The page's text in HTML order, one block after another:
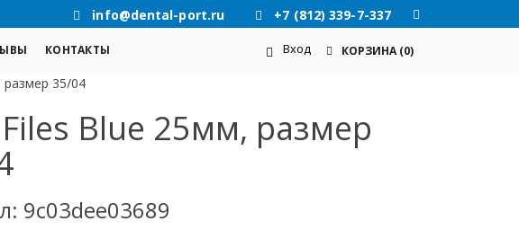
info@dental-port.ru +7 (812) 339-7-337
КОНТАКТЫ Вход КОРЗИНА (0)
35/04
Blue 25мм, размер
9c03dee03689